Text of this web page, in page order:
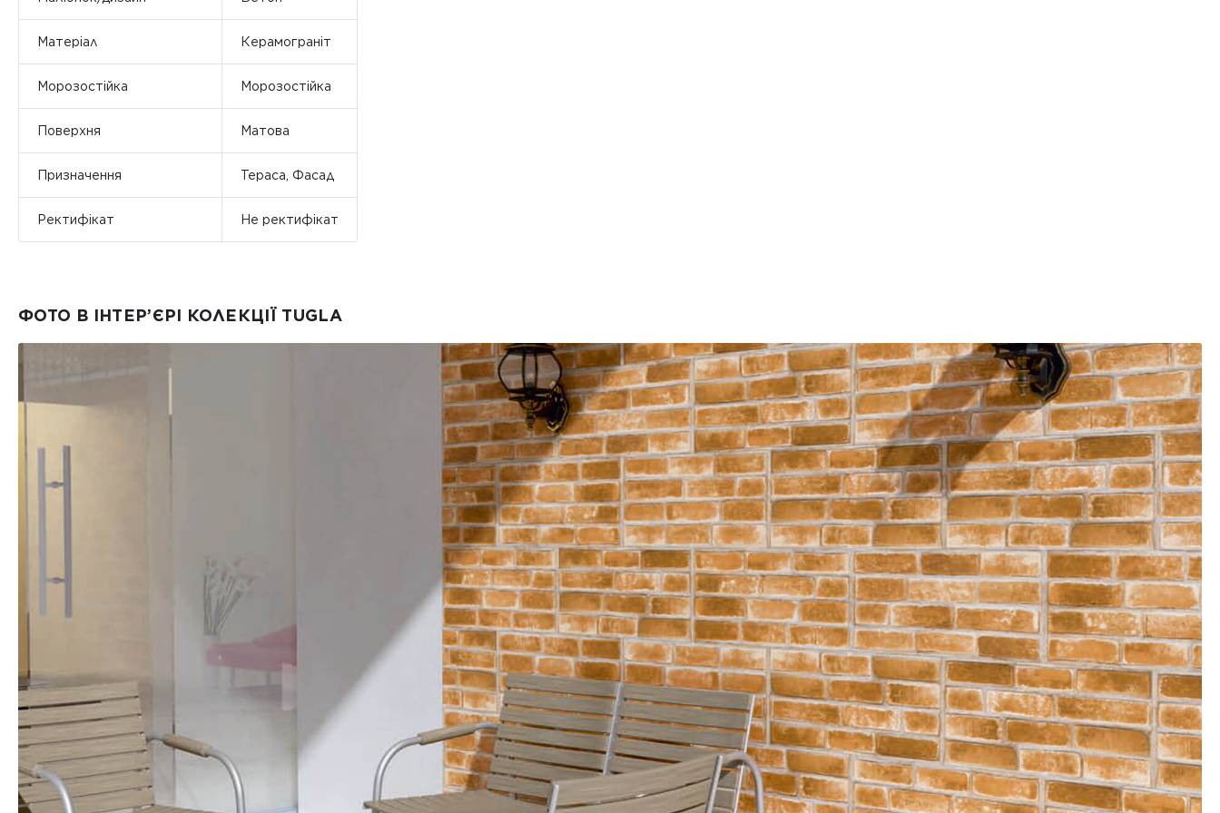
Матеріал Керамограніт
Морозостійка Морозостійка
Поверхня Матова
Призначення Тераса, Фасад
Ректифікат Не ректифікат
ФОТО В ІНТЕР’ЄРІ КОЛЕКЦІЇ TUGLA